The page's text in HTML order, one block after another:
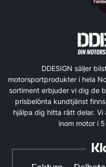
DDESIGN säljer
motorsportprodukter i hela
sortiment erbjuder vi dig de
prisbelönta kundtjänst
hjälpa dig hitta rätt delar.
inom motor i